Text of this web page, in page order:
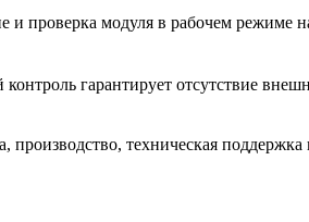
и про­вер­ка мо­ду­ля в ра­бо­чем ре­жи­ме
га­ран­ти­ру­ет от­сут­ствие
про­из­вод­ство, тех­ни­че­ская